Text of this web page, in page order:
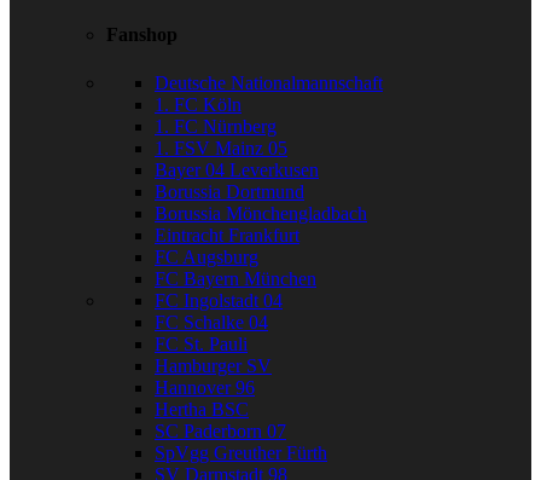
Fanshop
Deutsche Nationalmannschaft
1. FC Köln
1. FC Nürnberg
1. FSV Mainz 05
Bayer 04 Leverkusen
Borussia Dortmund
Borussia Mönchengladbach
Eintracht Frankfurt
FC Augsburg
FC Bayern München
FC Ingolstadt 04
FC Schalke 04
FC St. Pauli
Hamburger SV
Hannover 96
Hertha BSC
SC Paderborn 07
SpVgg Greuther Fürth
SV Darmstadt 98